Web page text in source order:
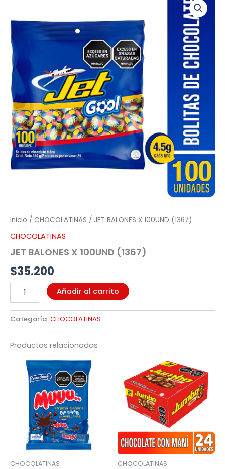
Inicio / CHOCOLATINAS / JET BALONES X 100UND (1367)
CHOCOLATINAS
JET BALONES X 100UND (1367)
$35.200
100UND
(1367)
cantidad
Añadir al carrito
Categoría:CHOCOLATINAS
Productos relacionados
CHOCOLATINAS CHOCOLATINAS